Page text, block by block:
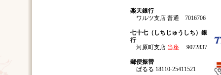
楽天銀行
ワルツ支店 普通 7016706
七十七（しちじゅうしち）銀
行
河原町支店 当座 9072837
郵便振替
ぱるる 18110-25411521